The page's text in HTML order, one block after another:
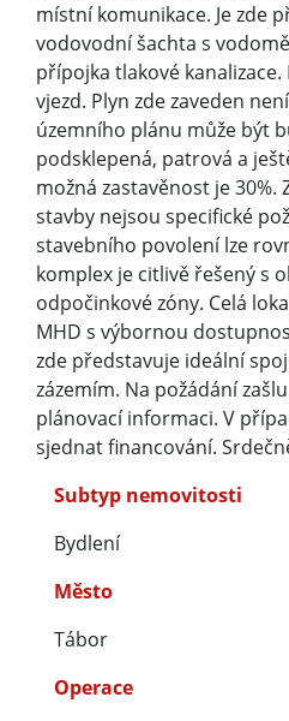
místní komunikace. Je zde
vodovodní šachta s
přípojka tlakové kanalizace.
vjezd. Plyn zde zaveden
územního plánu může být
podsklepená, patrová a
možná zastavěnost je 30%.
stavby nejsou specifické
stavebního povolení lze
komplex je citlivě řešený s
odpočinkové zóny. Celá
MHD s výbornou
zde představuje ideální
zázemím. Na požádání
plánovací informaci. V
sjednat financování.
Subtyp nemovitosti
Bydlení
Město
Tábor
Operace